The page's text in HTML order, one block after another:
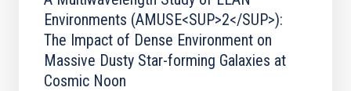
Environments (AMUSE<SUP>2</SUP>):
The Impact of Dense Environment on
Massive Dusty Star-forming Galaxies at
Cosmic Noon